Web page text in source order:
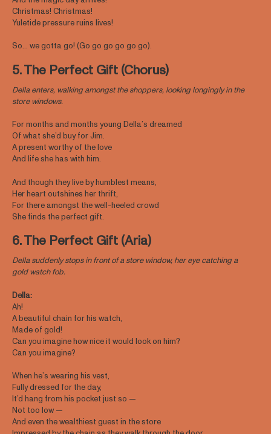
Christmas! Christmas!
Yuletide pressure ruins lives!
So… we gotta go! (Go go go go go go).
5. The Perfect Gift (Chorus)
Della enters, walking amongst the shoppers, looking longingly in the
store windows.
For months and months young Della’s dreamed
Of what she’d buy for Jim.
A present worthy of the love
And life she has with him.
And though they live by humblest means,
Her heart outshines her thrift,
For there amongst the well-heeled crowd
She finds the perfect gift.
6. The Perfect Gift (Aria)
Della suddenly stops in front of a store window, her eye catching a
gold watch fob.
Della:
Ah!
A beautiful chain for his watch,
Made of gold!
Can you imagine how nice it would look on him?
Can you imagine?
When he’s wearing his vest,
Fully dressed for the day,
It’d hang from his pocket just so —
Not too low —
And even the wealthiest guest in the store